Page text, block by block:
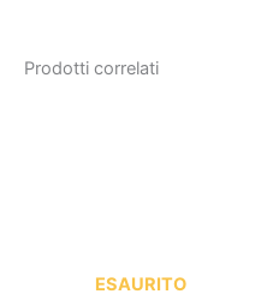
Prodotti correlati
ESAURITO